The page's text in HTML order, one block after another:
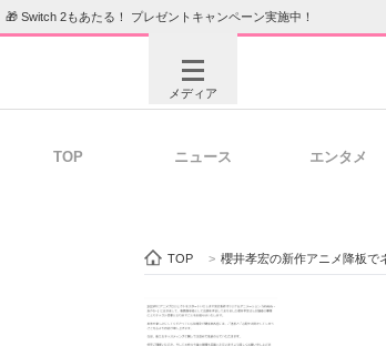
🎁 Switch 2もあたる！ プレゼントキャンペーン実施中！
メディア
TOP ニュース エンタメ
TOP > 櫻井孝宏の新作アニメ降板で